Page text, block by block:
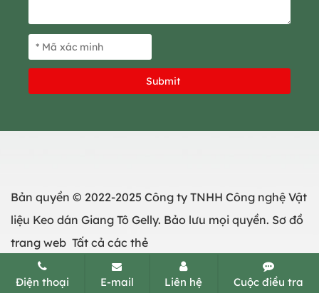
Bản quyền © 2022-2025 Công ty TNHH Công nghệ Vật
liệu Keo dán Giang Tô Gelly. Bảo lưu mọi quyền. Sơ đồ
trang web Tất cả các thẻ
Điện thoại E-mail Liên hệ Cuộc điều tra